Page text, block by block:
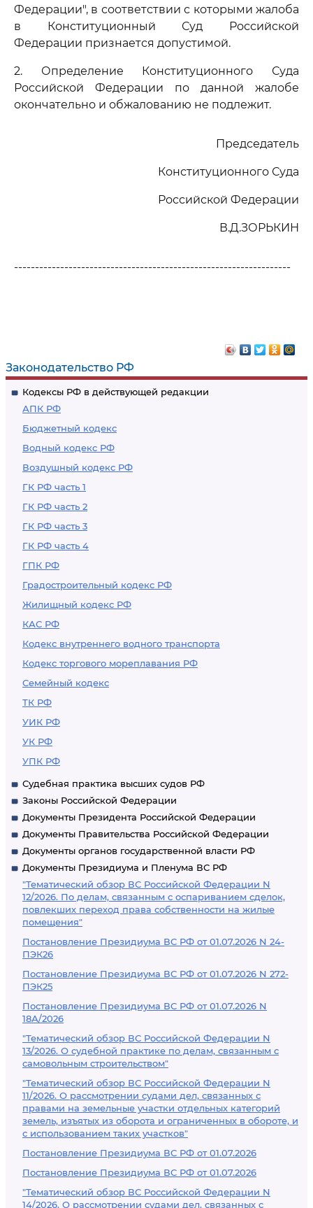
Законодательство РФ
Кодексы РФ в действующей редакции
АПК РФ
Бюджетный кодекс
Водный кодекс РФ
Воздушный кодекс РФ
ГК РФ часть 1
ГК РФ часть 2
ГК РФ часть 3
ГК РФ часть 4
ГПК РФ
Градостроительный кодекс РФ
Жилищный кодекс РФ
КАС РФ
Кодекс внутреннего водного транспорта
Кодекс торгового мореплавания РФ
Семейный кодекс
ТК РФ
УИК РФ
УК РФ
УПК РФ
Судебная практика высших судов РФ
Законы Российской Федерации
Документы Президента Российской Федерации
Документы Правительства Российской Федерации
Документы органов государственной власти РФ
Документы Президиума и Пленума ВС РФ
"Тематический обзор ВС Российской Федерации N
12/2026. По делам, связанным с оспариванием сделок,
повлекших переход права собственности на жилые
помещения"
Постановление Президиума ВС РФ от 01.07.2026 N 24-
ПЭК26
Постановление Президиума ВС РФ от 01.07.2026 N 272-
ПЭК25
Постановление Президиума ВС РФ от 01.07.2026 N
18А/2026
"Тематический обзор ВС Российской Федерации N
13/2026. О судебной практике по делам, связанным с
самовольным строительством"
"Тематический обзор ВС Российской Федерации N
11/2026. О рассмотрении судами дел, связанных с
правами на земельные участки отдельных категорий
земель, изъятых из оборота и ограниченных в обороте, и
с использованием таких участков"
Постановление Президиума ВС РФ от 01.07.2026
Постановление Президиума ВС РФ от 01.07.2026
"Тематический обзор ВС Российской Федерации N
14/2026. О рассмотрении судами дел, связанных с
Федерации", в соответствии с которыми жалоба
в Конституционный Суд Российской
Федерации признается допустимой.
2. Определение Конституционного Суда
Российской Федерации по данной жалобе
окончательно и обжалованию не подлежит.
Председатель
Конституционного Суда
Российской Федерации
В.Д.ЗОРЬКИН
------------------------------------------------------------------